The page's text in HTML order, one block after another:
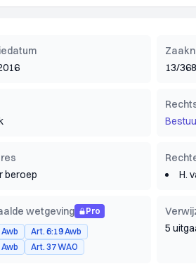
13/
beroep
H.
wetgeving
Pro
Art. 6:19 Awb
Art. 37 WAO
5